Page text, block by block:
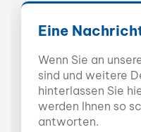
Eine
Wenn Sie an
sind und weitere
hinterlassen Sie
werden Ihnen so
antworten.